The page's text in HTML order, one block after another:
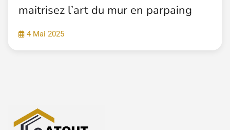
maitrisez l’art du mur en parpaing
4 Mai 2025